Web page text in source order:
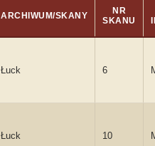
ARCHIWUM/SKANY
NR
SKANU
Łuck 6
Łuck 10